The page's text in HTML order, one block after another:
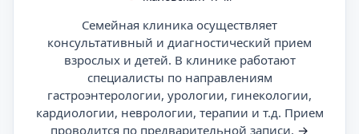
Семейная клиника осуществляет
консультативный и диагностический прием
взрослых и детей. В клинике работают
специалисты по направлениям
гастроэнтерологии, урологии, гинекологии,
кардиологии, неврологии, терапии и т.д. Прием
проводится по предварительной записи. →